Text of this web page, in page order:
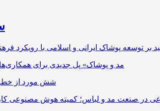
بر توسعه پوشاک ایرانی و اسلامی با رویکرد
«مد و پوشاک» پل جدیدی برای
شش مورد از
در صنعت مد و لباس؛ کمیته هوش مصنوعی